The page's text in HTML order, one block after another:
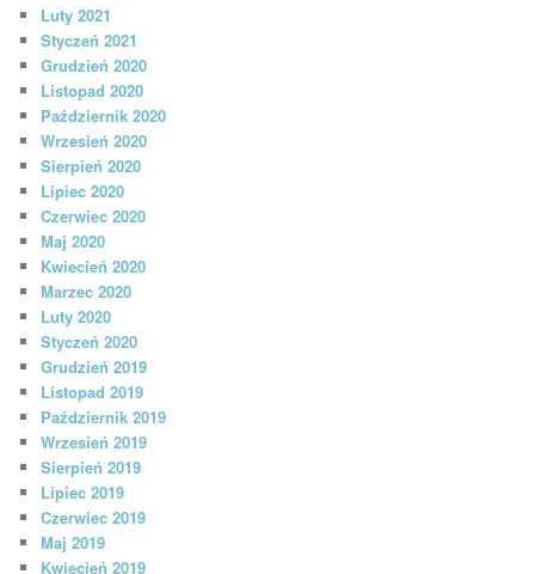
Luty 2021
Styczeń 2021
Grudzień 2020
Listopad 2020
Październik 2020
Wrzesień 2020
Sierpień 2020
Lipiec 2020
Czerwiec 2020
Maj 2020
Kwiecień 2020
Marzec 2020
Luty 2020
Styczeń 2020
Grudzień 2019
Listopad 2019
Październik 2019
Wrzesień 2019
Sierpień 2019
Lipiec 2019
Czerwiec 2019
Maj 2019
Kwiecień 2019